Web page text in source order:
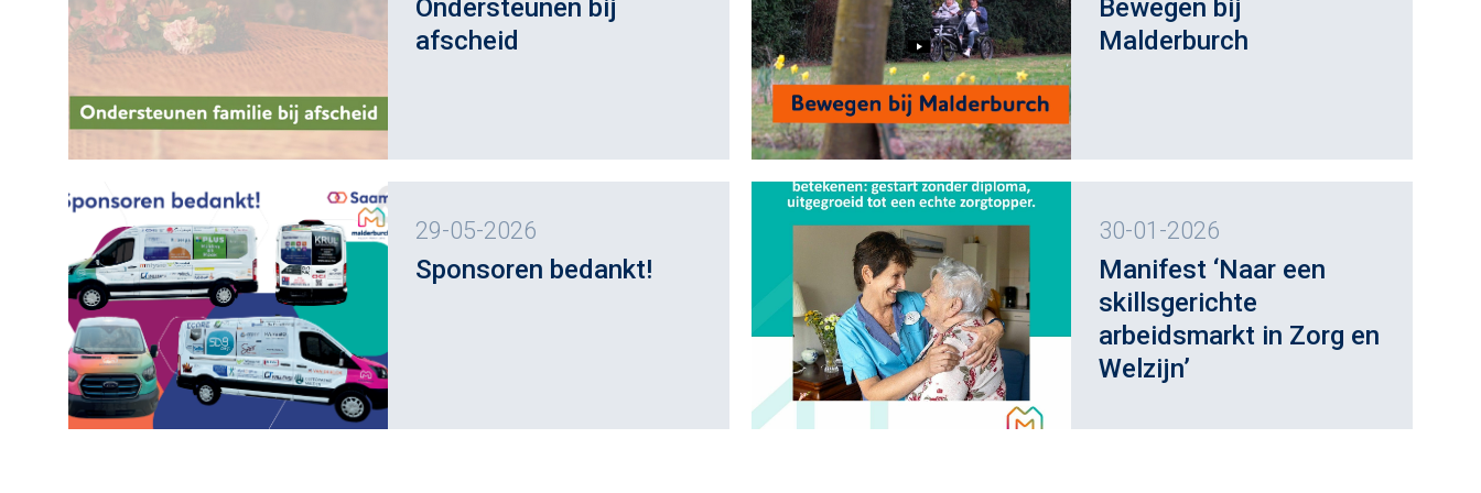
Ondersteunen bij
afscheid
Bewegen bij
Malderburch
29-05-2026
Sponsoren bedankt!
30-01-2026
Manifest ‘Naar een
skillsgerichte
arbeidsmarkt in Zorg en
Welzijn’